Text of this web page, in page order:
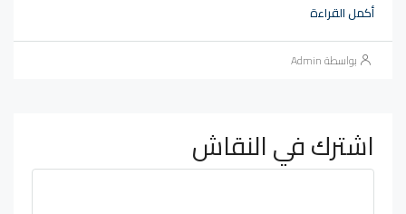
أكمل القراءة
بواسطة Admin
اشترك في النقاش